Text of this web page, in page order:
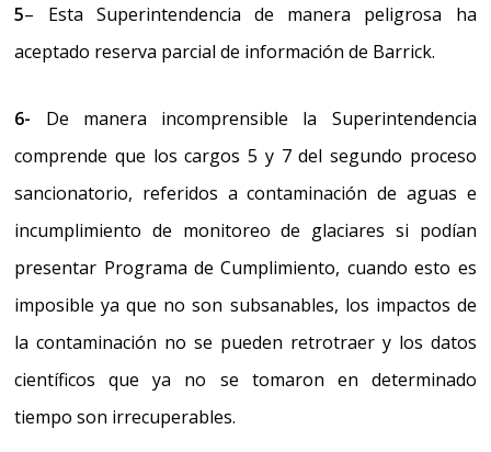
5– Esta Superintendencia de manera peligrosa ha
aceptado reserva parcial de información de Barrick.
6- De manera incomprensible la Superintendencia
comprende que los cargos5 y 7 del segundo proceso
sancionatorio, referidos a contaminación de aguas e
incumplimiento de monitoreo de glaciares si podían
presentar Programa de Cumplimiento, cuando esto es
imposible ya que no son subsanables, los impactos de
la contaminación no se pueden retrotraer y los datos
científicos que ya no se tomaron en determinado
tiempo son irrecuperables.